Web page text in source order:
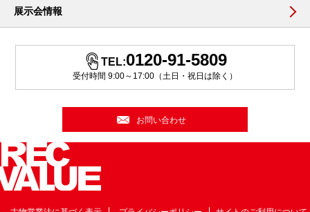
展示会情報
TEL:0120-91-5809
受付時間 9:00～17:00（土日・祝日は除く）
お問い合わせ